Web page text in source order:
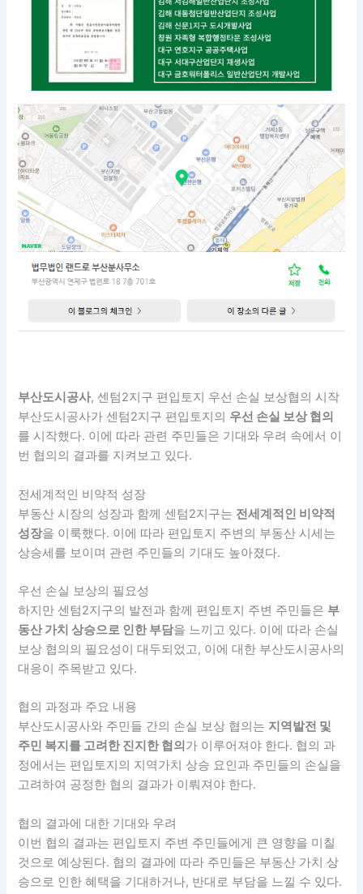
부산도시공사, 센텀2지구 편입토지 우선 손실 보상협의 시작
부산도시공사가 센텀2지구 편입토지의 우선 손실 보상 협의
를 시작했다. 이에 따라 관련 주민들은 기대와 우려 속에서 이
번 협의의 결과를 지켜보고 있다.
전세계적인 비약적 성장
부동산 시장의 성장과 함께 센텀2지구는 전세계적인 비약적
성장을 이룩했다. 이에 따라 편입토지 주변의 부동산 시세는
상승세를 보이며 관련 주민들의 기대도 높아졌다.
우선 손실 보상의 필요성
하지만 센텀2지구의 발전과 함께 편입토지 주변 주민들은 부
동산 가치 상승으로 인한 부담을 느끼고 있다. 이에 따라 손실
보상 협의의 필요성이 대두되었고, 이에 대한 부산도시공사의
대응이 주목받고 있다.
협의 과정과 주요 내용
부산도시공사와 주민들 간의 손실 보상 협의는 지역발전 및
주민 복지를 고려한 진지한 협의 가 이루어져야 한다. 협의 과
정에서는 편입토지의 지역가치 상승 요인과 주민들의 손실을
고려하여 공정한 협의 결과가 이뤄져야 한다.
협의 결과에 대한 기대와 우려
이번 협의 결과는 편입토지 주변 주민들에게 큰 영향을 미칠
것으로 예상된다. 협의 결과에 따라 주민들은 부동산 가치 상
승으로 인한 혜택을 기대하거나, 반대로 부담을 느낄 수 있다.